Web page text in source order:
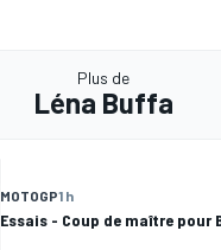
Plus de
Léna Buffa
MOTOGP1 h
Essais - Coup de maître pour